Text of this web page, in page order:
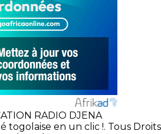
togolaise en un clic !. Tous Droits